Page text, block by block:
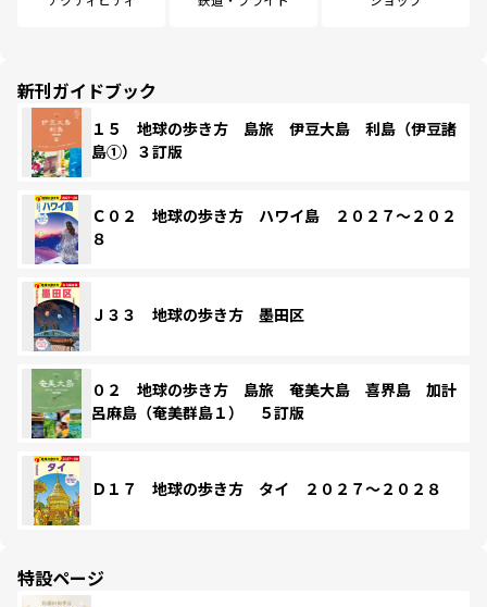
新刊ガイドブック
１５ 地球の歩き方 島旅 伊豆大島 利島（伊豆諸
島①）３訂版
Ｃ０２ 地球の歩き方 ハワイ島 ２０２７～２０２
８
Ｊ３３ 地球の歩き方 墨田区
０２ 地球の歩き方 島旅 奄美大島 喜界島 加計
呂麻島（奄美群島１） ５訂版
Ｄ１７ 地球の歩き方 タイ ２０２７～２０２８
特設ページ